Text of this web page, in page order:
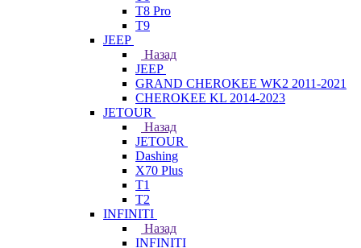
T8 Pro
T9
JEEP
Назад
JEEP
GRAND CHEROKEE WK2 2011-2021
CHEROKEE KL 2014-2023
JETOUR
Назад
JETOUR
Dashing
X70 Plus
T1
T2
INFINITI
Назад
INFINITI